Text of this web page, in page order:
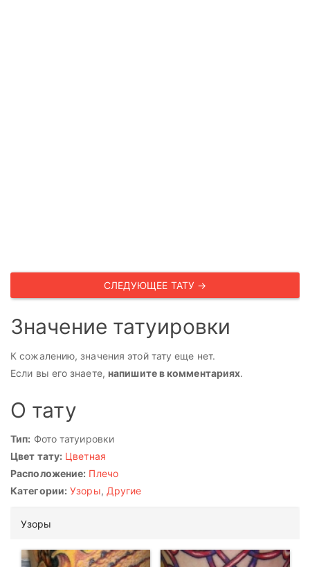
СЛЕДУЮЩЕЕ ТАТУ →
Значение татуировки
К сожалению, значения этой тату еще нет.
Если вы его знаете, напишите в комментариях.
О тату
Тип: Фото татуировки
Цвет тату: Цветная
Расположение: Плечо
Категории: Узоры, Другие
Узоры